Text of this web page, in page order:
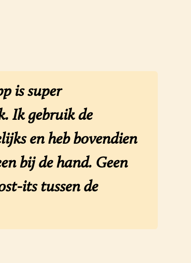
is super
Ik gebruik de
en heb bovendien
bij de hand. Geen
its tussen de